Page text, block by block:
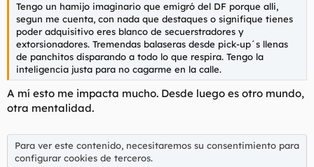
Tengo un hamijo imaginario que emigró del DF porque alli,
segun me cuenta, con nada que destaques o signifique tienes
poder adquisitivo eres blanco de secuerstradores y
extorsionadores. Tremendas balaseras desde pick-up´s llenas
de panchitos disparando a todo lo que respira. Tengo la
inteligencia justa para no cagarme en la calle.
A mí esto me impacta mucho. Desde luego es otro mundo,
otra mentalidad.
Para ver este contenido, necesitaremos su consentimiento para
configurar cookies de terceros.